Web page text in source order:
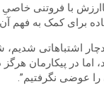
با فروتنی
برای کمک به فھم آن
اشتباھاتی شديم،
اما در پيکارمان
عوضی نگرفتيم”.